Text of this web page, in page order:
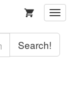
Search!